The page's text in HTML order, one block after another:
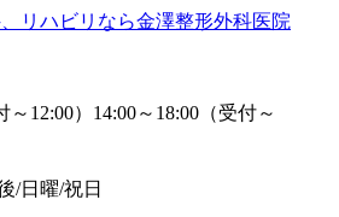
～12:00）14:00～18:00（受付～
/日曜/祝日